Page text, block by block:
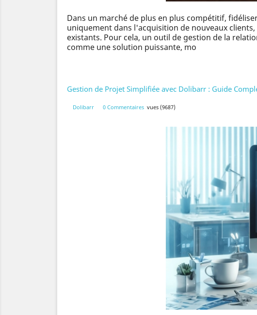
Dans un marché de plus en plus compétitif,
uniquement dans l'acquisition de nouveaux
existants. Pour cela, un outil de gestion de la
comme une solution puissante, mo
Gestion de Projet Simplifiée avec Dolibarr : Guide
Dolibarr 0 Commentaires vues (9687)